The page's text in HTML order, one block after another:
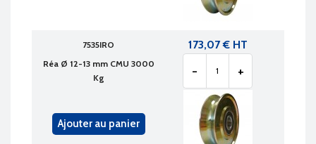
7535IRO
Réa Ø 12-13 mm CMU 3000
Kg
173,07 € HT
- +
Ajouter au panier